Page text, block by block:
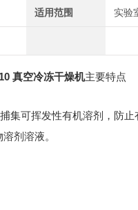
适用范围 实验
真空冷冻干燥机主要特点
集可挥发性有机溶剂，防
剂溶液。